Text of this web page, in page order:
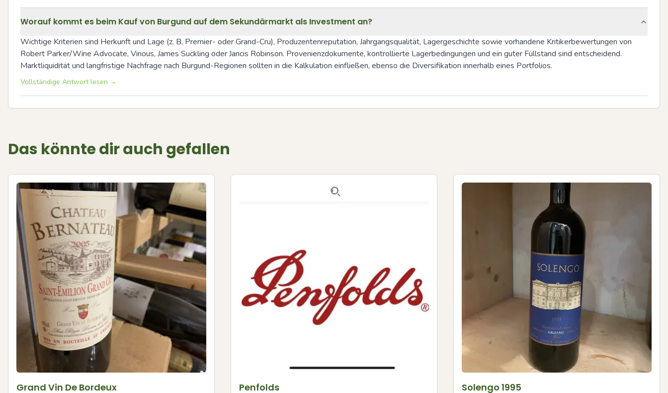
Worauf kommt es beim Kauf von Burgund auf dem Sekundärmarkt als Investment an?
Wichtige Kriterien sind Herkunft und Lage (z. B. Premier- oder Grand-Cru), Produzentenreputation, Jahrgangsqualität, Lagergeschichte sowie vorhandene Kritikerbewertungen von
Robert Parker/Wine Advocate, Vinous, James Suckling oder Jancis Robinson. Provenienzdokumente, kontrollierte Lagerbedingungen und ein guter Füllstand sind entscheidend.
Marktliquidität und langfristige Nachfrage nach Burgund-Regionen sollten in die Kalkulation einfließen, ebenso die Diversifikation innerhalb eines Portfolios.
Vollständige Antwort lesen →
Das könnte dir auch gefallen
Grand Vin De Bordeux Penfolds Solengo 1995